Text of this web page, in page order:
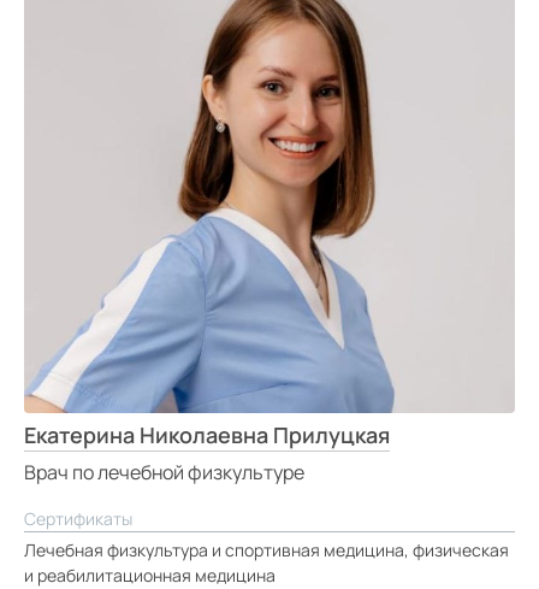
Екатерина Николаевна Прилуцкая
Врач по лечебной физкультуре
Сертификаты
Лечебная физкультура и спортивная медицина, физическая
и реабилитационная медицина